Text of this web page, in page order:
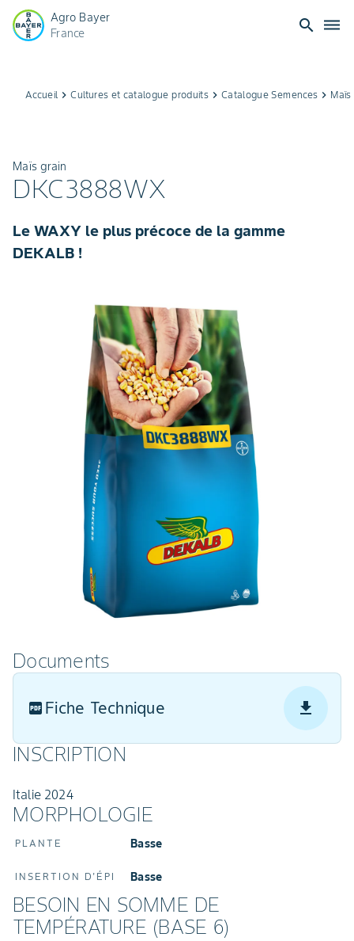
Agro Bayer
France
search dehaze
Accueil keyboard_arrow_rightCultures et catalogue produitskeyboard_arrow_right Catalogue Semences keyboard_arrow_right
Maïs grain
DKC3888WX
Le WAXY le plus précoce de la gamme
DEKALB !
Documents
Fiche Technique
INSCRIPTION
Italie 2024
MORPHOLOGIE
PLANTE Basse
INSERTION D'ÉPI Basse
BESOIN EN SOMME DE
TEMPÉRATURE (BASE 6)